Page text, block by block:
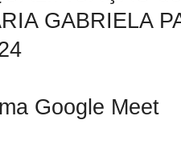
GABRIELA
Google Meet